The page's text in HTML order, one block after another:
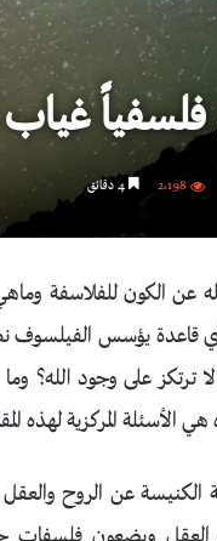
غياب
2٬198
عن الكون للفلاسفة
قاعدة يؤسس الفيلسوف
ترتكز على وجود الله؟
الأسئلة المركزية لهذه
عن الروح والعقل